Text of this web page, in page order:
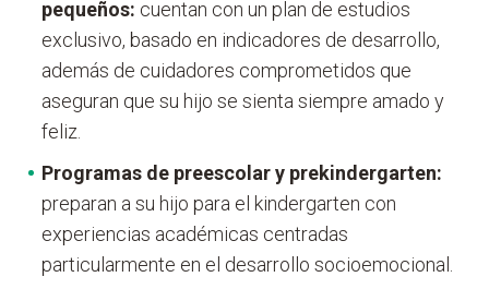
pequeños: cuentan con un plan de estudios
exclusivo, basado en indicadores de desarrollo,
además de cuidadores comprometidos que
aseguran que su hijo se sienta siempre amado y
feliz.
Programas de preescolar y prekindergarten:
preparan a su hijo para el kindergarten con
experiencias académicas centradas
particularmente en el desarrollo socioemocional.